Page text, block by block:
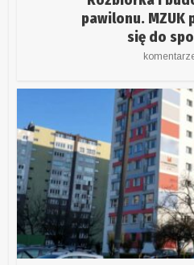
pawilonu.
się do